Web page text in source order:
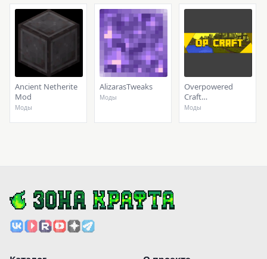
Ancient Netherite
Mod
Моды
AlizarasTweaks
Моды
Overpowered
Craft
(discontinued)
Моды